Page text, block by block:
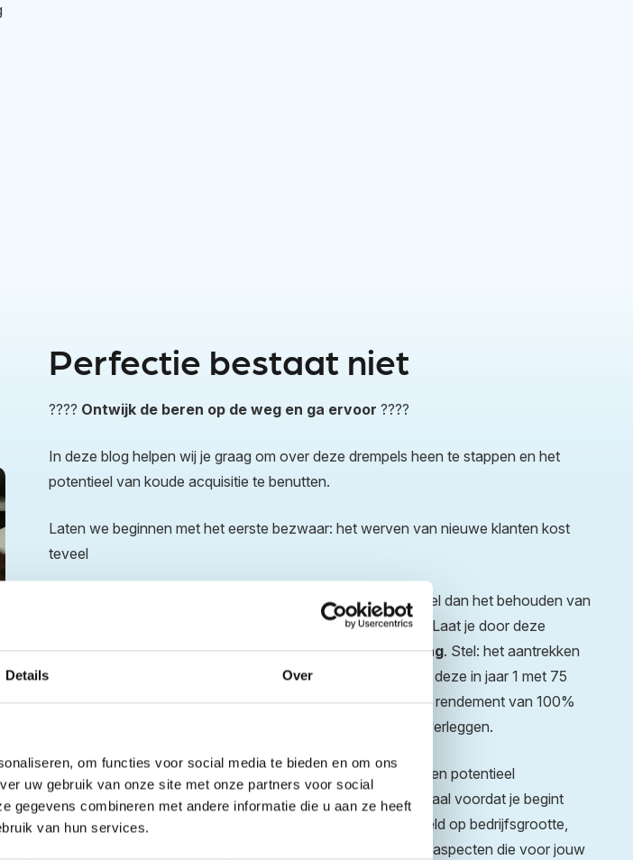
Details Over
om functies voor social media te bieden en om ons
uw gebruik van onze site met onze partners voor social
gegevens combineren met andere informatie die u aan ze heeft
van hun services.
Perfectie bestaat niet
???? Ontwijk de beren op de weg en ga ervoor ????
In deze blog helpen wij je graag om over deze drempels heen te stappen en het
potentieel van koude acquisitie te benutten.
Laten we beginnen met het eerste bezwaar: het werven van nieuwe klanten kost
teveel
Het aantrekken van een nieuwe klant kost je 6/7 keer zoveel dan het behouden van
een bestaande klant. Dit is een algemeen bekend gegeven. Laat je door deze
statistiek niet ontmoedigen, maar zie het als eeninvestering. Stel: het aantrekken
van die ene nieuwe klant kost je 100 euro, vervolgens komt deze in jaar 1 met 75
euro aan opdrachten en in jaar 2 met 125 euro. Dat is al een rendement van 100%
binnen 2 jaar. Zelfs de Bitcoin kan deze percentages niet overleggen.
Ga gericht te werk in het selecteren van de meest kansrijke en potentieel
winstgevende afnemers van jouw producten/diensten. Bepaal voordat je begint
goed wie jouw ideale klant nu is. Selecteer hierbij bijvoorbeeld op bedrijfsgrootte,
branche, minimale afname, een gedeeld netwerk en andere aspecten die voor jouw